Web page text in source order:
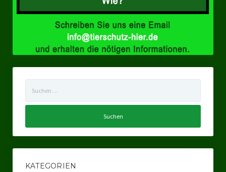
Landtagswahl Nordrhein-Westfalen 2017
Impressum
nach:
KATEGORIEN